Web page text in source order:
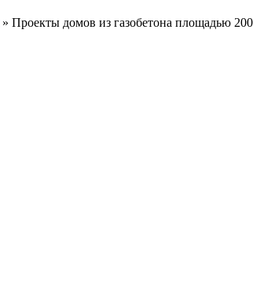
» Проекты домов из газобетона площадью